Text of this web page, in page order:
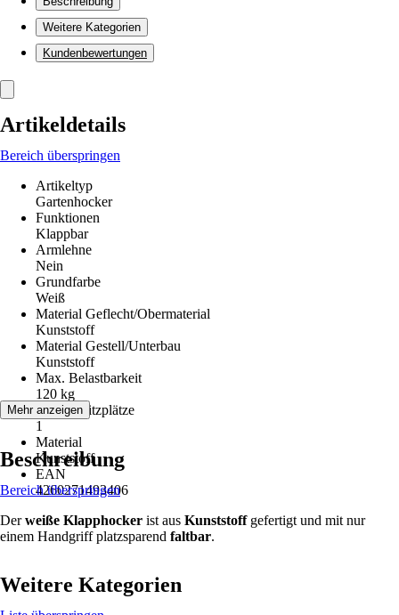
Weitere Kategorien
Kundenbewertungen
Artikeldetails
Bereich überspringen
Artikeltyp
Gartenhocker
Funktionen
Klappbar
Armlehne
Nein
Grundfarbe
Weiß
Material Geflecht/Obermaterial
Kunststoff
Material Gestell/Unterbau
Kunststoff
Max. Belastbarkeit
120 kg
Anzahl Sitzplätze
1
Material
Kunststoff
EAN
4260271493406
Mehr anzeigen
Beschreibung
Bereich überspringen
Derweiße Klapphocker ist aus Kunststoff gefertigt und mit nur
einem Handgriff platzsparend faltbar.
Weitere Kategorien